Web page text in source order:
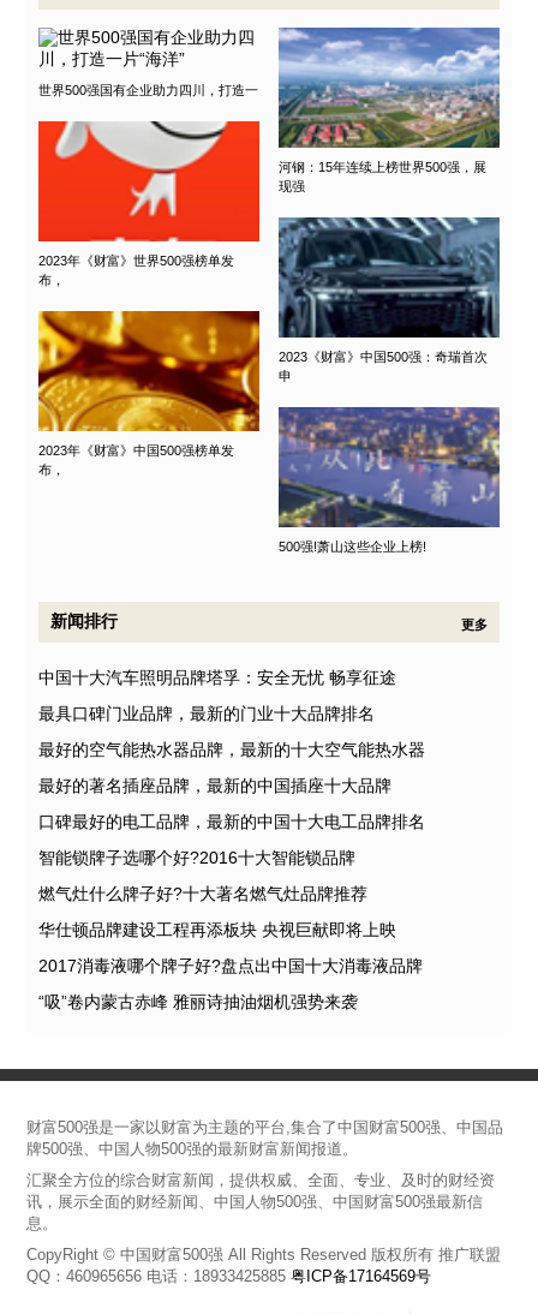
世界500强国有企业助力四川，打造一
河钢：15年连续上榜世界500强，展
现强
2023年《财富》世界500强榜单发
布，
2023《财富》中国500强：奇瑞首次
申
2023年《财富》中国500强榜单发
布，
500强!萧山这些企业上榜!
新闻排行 更多
中国十大汽车照明品牌塔孚：安全无忧 畅享征途
最具口碑门业品牌，最新的门业十大品牌排名
最好的空气能热水器品牌，最新的十大空气能热水器
最好的著名插座品牌，最新的中国插座十大品牌
口碑最好的电工品牌，最新的中国十大电工品牌排名
智能锁牌子选哪个好?2016十大智能锁品牌
燃气灶什么牌子好?十大著名燃气灶品牌推荐
华仕顿品牌建设工程再添板块 央视巨献即将上映
2017消毒液哪个牌子好?盘点出中国十大消毒液品牌
“吸”卷内蒙古赤峰 雅丽诗抽油烟机强势来袭
财富500强是一家以财富为主题的平台,集合了中国财富500强、中国品
牌500强、中国人物500强的最新财富新闻报道。
汇聚全方位的综合财富新闻，提供权威、全面、专业、及时的财经资
讯，展示全面的财经新闻、中国人物500强、中国财富500强最新信
息。
CopyRight © 中国财富500强 All Rights Reserved 版权所有 推广联盟
QQ：460965656 电话：18933425885粤ICP备17164569号